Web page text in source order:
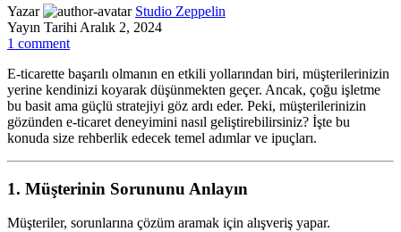
Yazar
Studio Zeppelin
Yayın Tarihi Aralık 2, 2024
1 comment
E-ticarette başarılı olmanın en etkili yollarından biri, müşterilerinizin
yerine kendinizi koyarak düşünmekten geçer. Ancak, çoğu işletme
bu basit ama güçlü stratejiyi göz ardı eder. Peki, müşterilerinizin
gözünden e-ticaret deneyimini nasıl geliştirebilirsiniz? İşte bu
konuda size rehberlik edecek temel adımlar ve ipuçları.
1. Müşterinin Sorununu Anlayın
Müşteriler, sorunlarına çözüm aramak için alışveriş yapar.